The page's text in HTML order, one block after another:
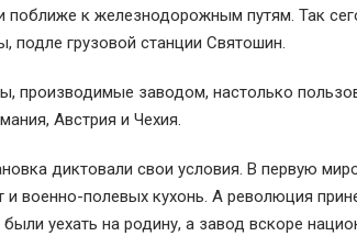
поближе к железнодорожным путям. Так
подле грузовой станции Святошин.
производимые заводом, настолько
Австрия и Чехия.
диктовали свои условия. В первую
военно-полевых кухонь. А революция
уехать на родину, а завод вскоре